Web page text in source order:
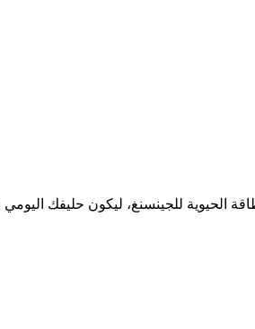
الحيوية للجينسنغ، ليكون حليفك اليومي